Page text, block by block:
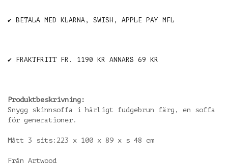
✔️ BETALA MED KLARNA, SWISH, APPLE PAY MFL
✔️ FRAKTFRITT FR. 1190 KR ANNARS 69 KR
Produktbeskrivning:
Snygg skinnsoffa i härligt fudgebrun färg, en soffa
för generationer.
Mått 3 sits:223 x 100 x 89 x s 48 cm
Från Artwood